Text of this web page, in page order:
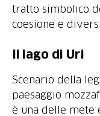
tratto simbolico
coesione e
Il lago di Uri
Scenario della
paesaggio
è una delle mete